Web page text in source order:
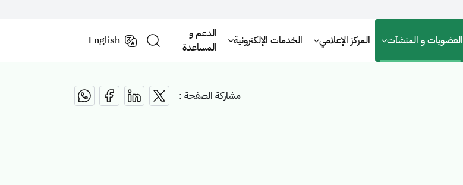
العضويات و المنشآت المركز الإعلامي الخدمات الإلكترونية
الدعم و
المساعدة
English
مشاركة الصفحة :